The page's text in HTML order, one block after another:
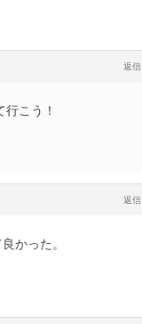
返信
こう！
返信
かった。